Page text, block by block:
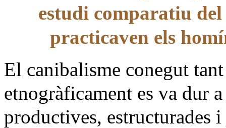
estudi comparatiu
practicaven els
El canibalisme conegut
etnogràficament es va dur
productives, estructurades